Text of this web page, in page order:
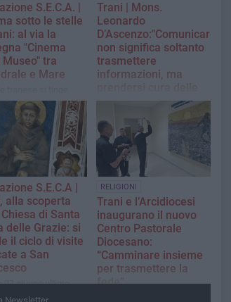
S.E.C.A. |
sotto le stelle
al via la
"Cinema
Museo" tra
e Mare
magiche
schermo
Trani | Mons.
Leonardo
D’Ascenzo:"Comunicare
non significa soltanto
trasmettere
informazioni, ma
persone"
L'Arcivescovo incontra
l’Ufficio Comunicazioni
diocesano e la redazione di
InComunione: tracciato
l’orizzonte del servizio
diocesano
S.E.C.A |
alla scoperta
di Santa
delle Grazie: si
il ciclo di visite
a San
27 giugno ultimo
di "Itinerari
RELIGIONI
Trani e l’Arcidiocesi
inaugurano il nuovo
Centro Pastorale
Diocesano:
“Camminare insieme
per trasmettere la
fede”